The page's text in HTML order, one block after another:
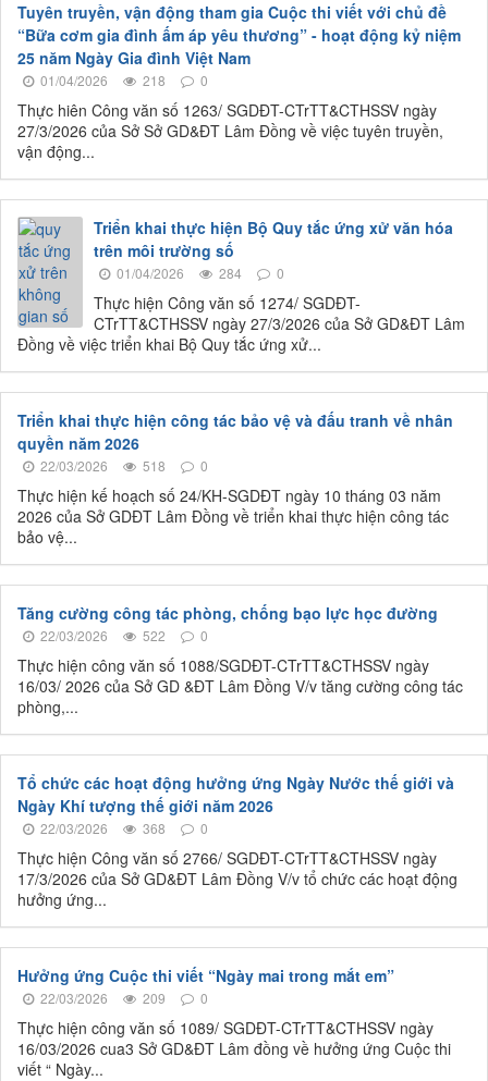
Tuyên truyền, vận động tham gia Cuộc thi viết với chủ đề
“Bữa cơm gia đình ấm áp yêu thương” - hoạt động kỷ niệm
25 năm Ngày Gia đình Việt Nam
01/04/2026 218 0
Thực hiên Công văn số 1263/ SGDĐT-CTrTT&CTHSSV ngày
27/3/2026 của Sở Sở GD&ĐT Lâm Đồng về việc tuyên truyền,
vận động...
Triển khai thực hiện Bộ Quy tắc ứng xử văn hóa
trên môi trường số
01/04/2026 284 0
Thực hiện Công văn số 1274/ SGDĐT-
CTrTT&CTHSSV ngày 27/3/2026 của Sở GD&ĐT Lâm
Đồng về việc triển khai Bộ Quy tắc ứng xử...
Triển khai thực hiện công tác bảo vệ và đấu tranh về nhân
quyền năm 2026
22/03/2026 518 0
Thực hiện kế hoạch số 24/KH-SGDĐT ngày 10 tháng 03 năm
2026 của Sở GDĐT Lâm Đồng về triển khai thực hiện công tác
bảo vệ...
Tăng cường công tác phòng, chống bạo lực học đường
22/03/2026 522 0
Thực hiện công văn số 1088/SGDĐT-CTrTT&CTHSSV ngày
16/03/ 2026 của Sở GD &ĐT Lâm Đồng V/v tăng cường công tác
phòng,...
Tổ chức các hoạt động hưởng ứng Ngày Nước thế giới và
Ngày Khí tượng thế giới năm 2026
22/03/2026 368 0
Thực hiện Công văn số 2766/ SGDĐT-CTrTT&CTHSSV ngày
17/3/2026 của Sở GD&ĐT Lâm Đồng V/v tổ chức các hoạt động
hưởng ứng...
Hưởng ứng Cuộc thi viết “Ngày mai trong mắt em”
22/03/2026 209 0
Thực hiện công văn số 1089/ SGDĐT-CTrTT&CTHSSV ngày
16/03/2026 cua3 Sở GD&ĐT Lâm đồng về hưởng ứng Cuộc thi
viết “ Ngày...